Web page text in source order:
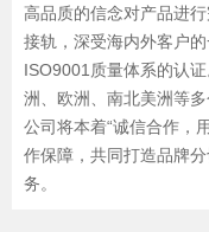
高品质的信念对产品进
接轨，深受海内外客户
ISO9001质量体系的认
洲、欧洲、南北美洲等多
公司将本着“诚信合作，
作保障，共同打造品牌
务。